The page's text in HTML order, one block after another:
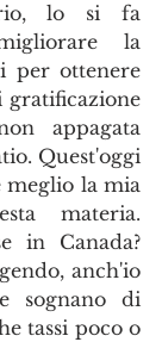
lo si fa
la
per ottenere
gratificazione
appagata
Quest'oggi
meglio la mia
materia.
in Canada?
anch'io
sognano di
tassi poco o